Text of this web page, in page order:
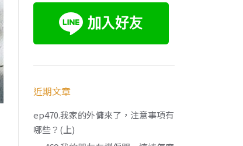
近期文章
ep470.我家的外傭來了，注意事項有
哪些？(上)